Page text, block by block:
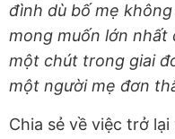
đình dù bố mẹ
mong muốn lớn nhất
một chút trong giai
một người mẹ đơn
Chia sẻ về việc trở